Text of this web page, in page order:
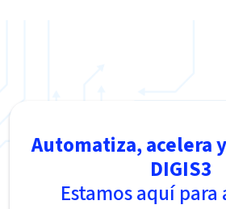
Automatiza, acelera
DIGIS3
Estamos aquí